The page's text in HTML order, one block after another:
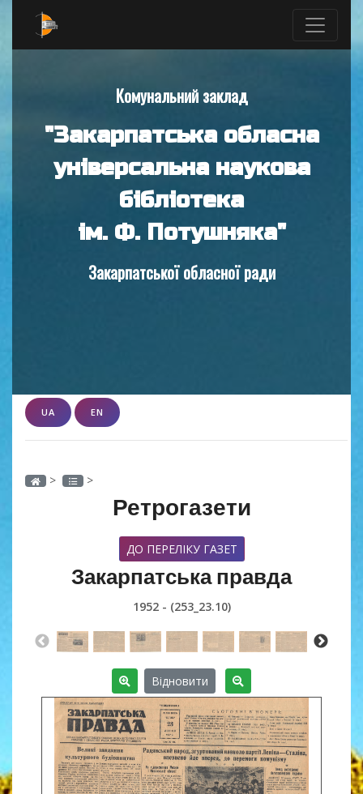
Комунальний заклад
"Закарпатська обласна
універсальна наукова
бібліотека
ім. Ф. Потушняка"
Закарпатської обласної ради
UA EN
> >
Ретрогазети
ДО ПЕРЕЛІКУ ГАЗЕТ
Закарпатська правда
1952 - (253_23.10)
Відновити